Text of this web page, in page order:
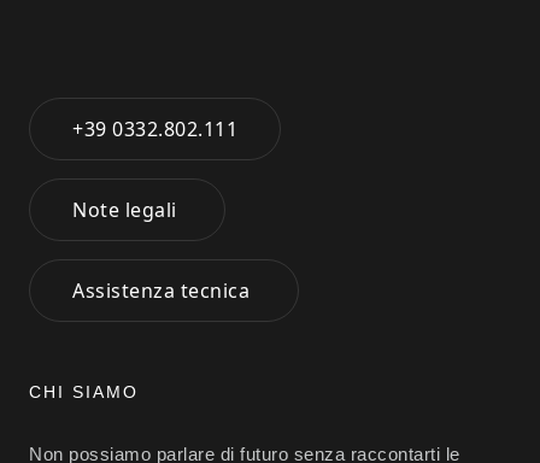
+39 0332.802.111
Note legali
Assistenza tecnica
CHI SIAMO
Non possiamo parlare di futuro senza raccontarti le